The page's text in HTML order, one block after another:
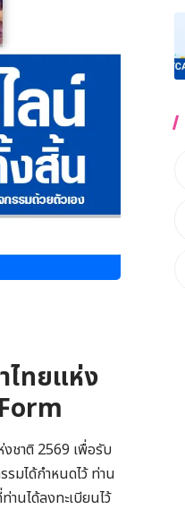
ไทยแห่ง
ชาติ 2569 เพื่อรับ
มได้กำหนดไว้ ท่าน
านได้ลงทะเบียนไว้